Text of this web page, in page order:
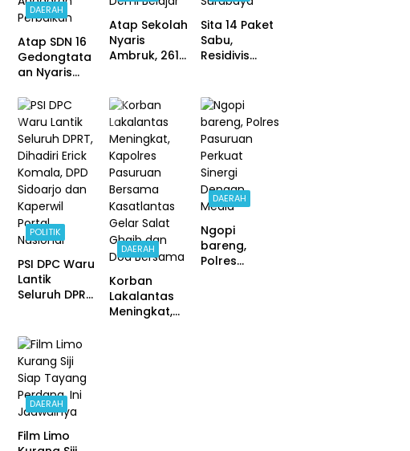
DAERAH
Atap SDN 16
Gedongtata
an Nyaris
Ketua DPRD
Pesawaran
Janji
Perjuangkan
Anggaran
Perbaikan
Atap Sekolah
Nyaris
Ambruk, 261
an
Pertaruhkan
Keselamatan
Demi Belajar
Sita 14 Paket
Sabu,
Residivis
Diringkus
Satresnarko
ba
Polrestabes
Surabaya
POLITIK
PSI DPC Waru
Lantik
Seluruh DPRT,
Sidoarjo dan
Kaperwil
Portal
Nasional
DAERAH
Korban
Lakalantas
Meningkat,
DAERAH
Ngopi
bareng,
Polres
DAERAH
Film Limo